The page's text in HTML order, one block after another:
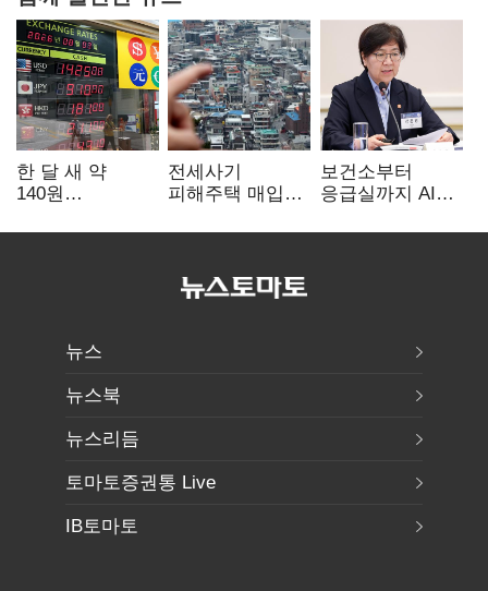
한 달 새 약
140원
엔저'에 원화
전세사기
피해주택 매입
누적 피해자
보건소부터
응급실까지 AI
혁신 본격화
뉴스
뉴스북
뉴스리듬
토마토증권통 Live
IB토마토